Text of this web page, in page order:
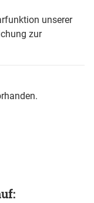
unserer
zur